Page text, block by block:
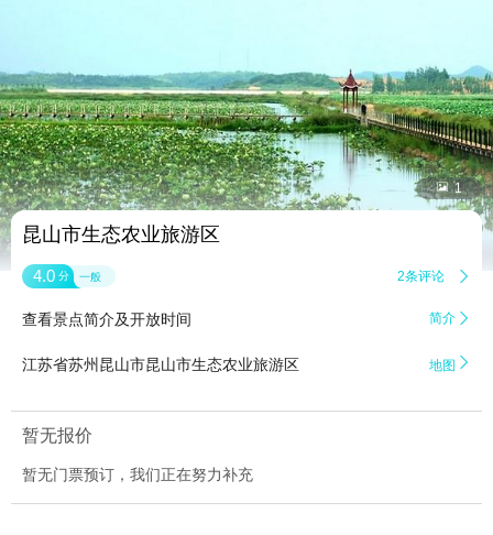
 1
昆山市生态农业旅游区
4.0 分 一般 2条评论 
查看景点简介及开放时间 简介 
江苏省苏州昆山市昆山市生态农业旅游区 地图 
暂无报价
暂无门票预订，我们正在努力补充